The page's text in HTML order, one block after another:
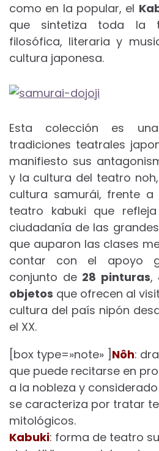
como en la popular, el
que sintetiza toda la
filosófica, literaria y
cultura japonesa.
Esta colección es
tradiciones teatrales
manifiesto sus
y la cultura del teatro
cultura samurái, frente
teatro kabuki que
ciudadanía de las
que auparon las clases
contar con el apoyo
conjunto de 28 pinturas,
objetos que ofrecen al
cultura del país nipón
el XX.
[box type=»note» ] Nôh:
que puede recitarse en
a la nobleza y
se caracteriza por tratar
mitológicos.
Kabuki: forma de teatro